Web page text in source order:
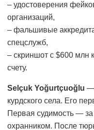
– удостоверения
организаций,
– фальшивые
спецслужб,
– скриншот с $600 млн
счету.
Selçuk Yoğurtçuoğlu —
курдского села. Его
Первая судимость —
охранником. После